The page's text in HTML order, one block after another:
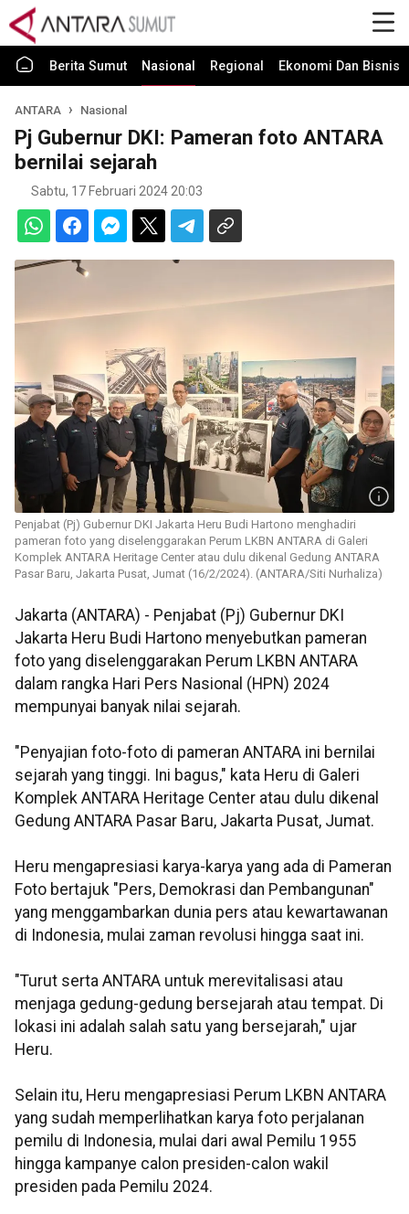
Berita Sumut Nasional Regional Ekonomi Dan Bisnis
ANTARA Nasional
Pj Gubernur DKI: Pameran foto ANTARA
bernilai sejarah
Sabtu, 17 Februari 2024 20:03
Penjabat (Pj) Gubernur DKI Jakarta Heru Budi Hartono menghadiri
pameran foto yang diselenggarakan Perum LKBN ANTARA di Galeri
Komplek ANTARA Heritage Center atau dulu dikenal Gedung ANTARA
Pasar Baru, Jakarta Pusat, Jumat (16/2/2024). (ANTARA/Siti Nurhaliza)
Jakarta (ANTARA) - Penjabat (Pj) Gubernur DKI
Jakarta Heru Budi Hartono menyebutkan pameran
foto yang diselenggarakan Perum LKBN ANTARA
dalam rangka Hari Pers Nasional (HPN) 2024
mempunyai banyak nilai sejarah.
"Penyajian foto-foto di pameran ANTARA ini bernilai
sejarah yang tinggi. Ini bagus," kata Heru di Galeri
Komplek ANTARA Heritage Center atau dulu dikenal
Gedung ANTARA Pasar Baru, Jakarta Pusat, Jumat.
Heru mengapresiasi karya-karya yang ada di Pameran
Foto bertajuk "Pers, Demokrasi dan Pembangunan"
yang menggambarkan dunia pers atau kewartawanan
di Indonesia, mulai zaman revolusi hingga saat ini.
"Turut serta ANTARA untuk merevitalisasi atau
menjaga gedung-gedung bersejarah atau tempat. Di
lokasi ini adalah salah satu yang bersejarah," ujar
Heru.
Selain itu, Heru mengapresiasi Perum LKBN ANTARA
yang sudah memperlihatkan karya foto perjalanan
pemilu di Indonesia, mulai dari awal Pemilu 1955
hingga kampanye calon presiden-calon wakil
presiden pada Pemilu 2024.